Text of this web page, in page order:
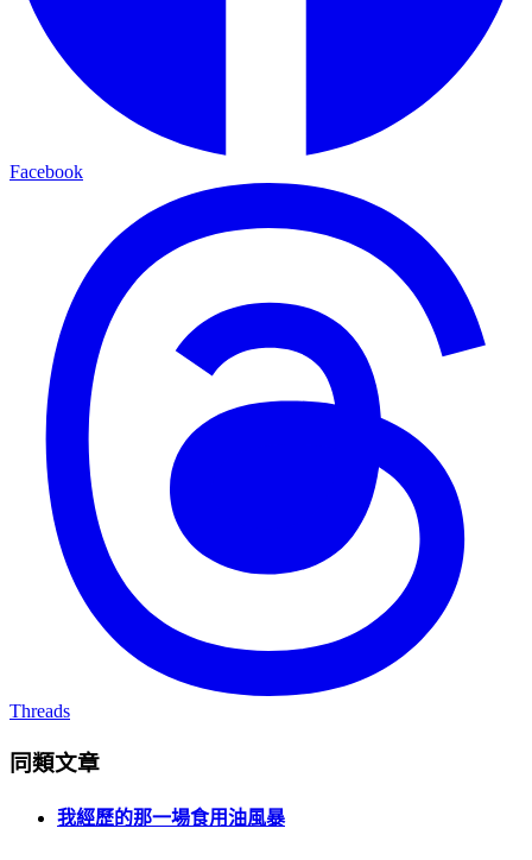
Facebook
Threads
同類文章
我經歷的那一場食用油風暴